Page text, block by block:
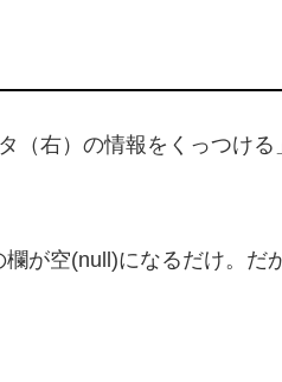
（右）の情報をくっつけ
が空(null)になるだけ。だ